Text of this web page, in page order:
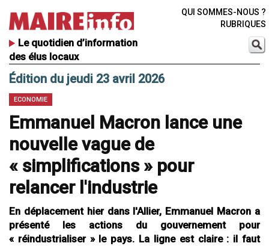
Le quotidien d’information
des élus locaux
QUI SOMMES-NOUS ?
RUBRIQUES
Édition du jeudi 23 avril 2026
ECONOMIE
Emmanuel Macron lance une
nouvelle vague de
« simplifications » pour
relancer l'industrie
En déplacement hier dans l'Allier, Emmanuel Macron a
présenté les actions du gouvernement pour
« réindustrialiser » le pays. La ligne est claire : il faut